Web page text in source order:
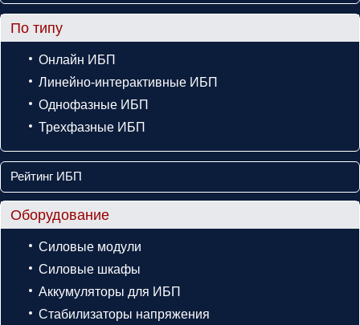
По типу
Онлайн ИБП
Линейно-интерактивные ИБП
Однофазные ИБП
Трехфазные ИБП
Рейтинг ИБП
Оборудование
Силовые модули
Силовые шкафы
Аккумуляторы для ИБП
Стабилизаторы напряжения